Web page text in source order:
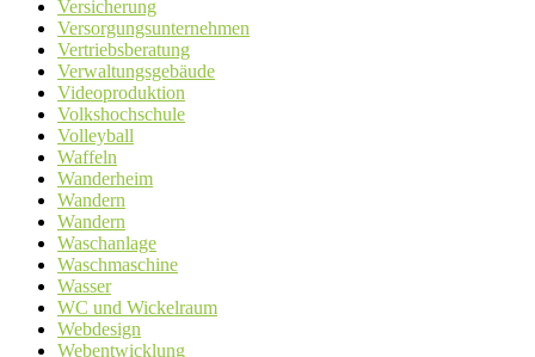
Versicherung
Versorgungsunternehmen
Vertriebsberatung
Verwaltungsgebäude
Videoproduktion
Volkshochschule
Volleyball
Waffeln
Wanderheim
Wandern
Wandern
Waschanlage
Waschmaschine
Wasser
WC und Wickelraum
Webdesign
Webentwicklung